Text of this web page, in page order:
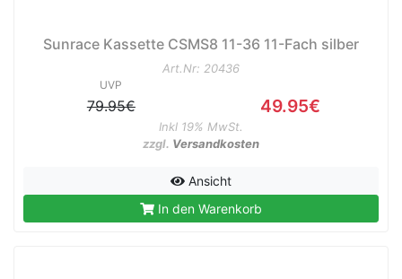
Sunrace Kassette CSMS8 11-36 11-Fach silber
Art.Nr: 20436
UVP
79.95€ 49.95€
Inkl 19% MwSt.
zzgl. Versandkosten
Ansicht
In den Warenkorb